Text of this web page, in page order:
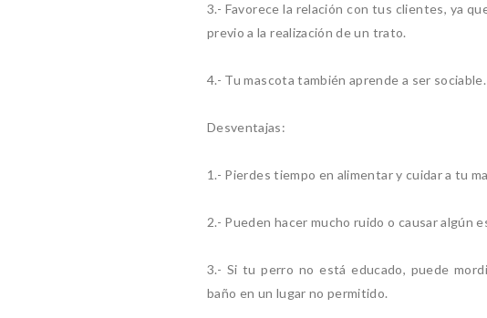
3.- Favorece la relación con tus clientes, ya
previo a la realización de un trato.
4.- Tu mascota también aprende a ser sociable.
Desventajas:
1.- Pierdes tiempo en alimentar y cuidar a tu
2.- Pueden hacer mucho ruido o causar algún
3.- Si tu perro no está educado, puede
baño en un lugar no permitido.